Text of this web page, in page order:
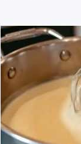
OHNE